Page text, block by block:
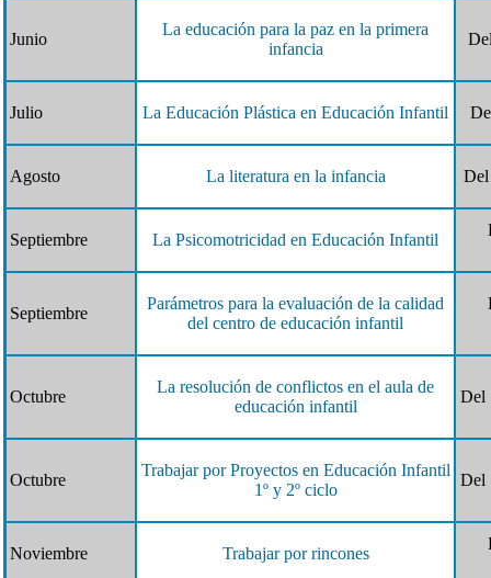
Junio
La educación para la paz en la primera
infancia
Julio La Educación Plástica en Educación Infantil
Agosto La literatura en la infancia Del
Septiembre La Psicomotricidad en Educación Infantil
Septiembre
Parámetros para la evaluación de la calidad
del centro de educación infantil
Octubre
La resolución de conflictos en el aula de
educación infantil
Del
Octubre
Trabajar por Proyectos en Educación Infantil
1º y 2º ciclo
Del
Noviembre Trabajar por rincones